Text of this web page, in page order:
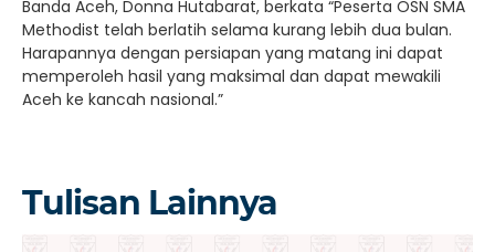
Banda Aceh, Donna Hutabarat, berkata “Peserta OSN SMA
Methodist telah berlatih selama kurang lebih dua bulan.
Harapannya dengan persiapan yang matang ini dapat
memperoleh hasil yang maksimal dan dapat mewakili
Aceh ke kancah nasional.”
Tulisan Lainnya